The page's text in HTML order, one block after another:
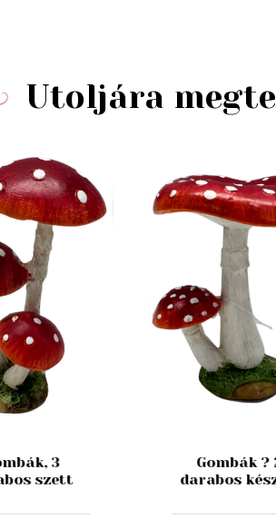
Utoljára
3
szett
Gombák ?
darabos